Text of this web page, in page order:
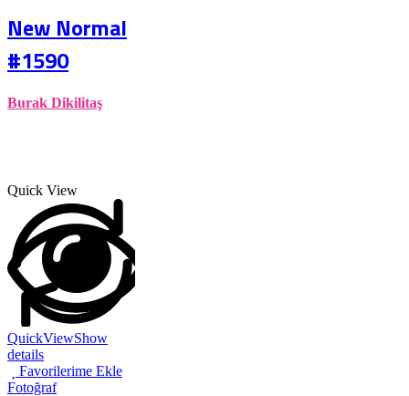
The
may
chosen
on
New Normal
#1590
Burak Dikilitaş
Quick View
QuickViewShow
details
Favorilerime Ekle
Fotoğraf